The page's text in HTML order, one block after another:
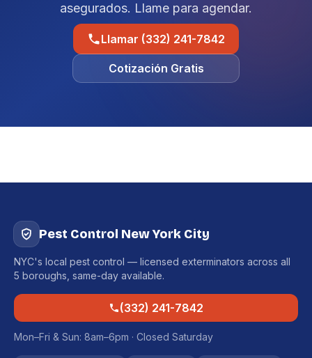
asegurados. Llame para agendar.
Llamar (332) 241-7842
Cotización Gratis
Pest Control New York City
NYC's local pest control — licensed exterminators across all
5 boroughs, same-day available.
(332) 241-7842
Mon–Fri & Sun: 8am–6pm · Closed Saturday